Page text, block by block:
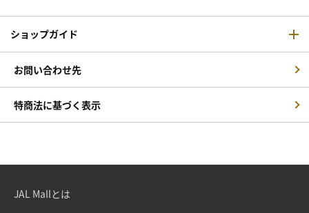
ショップガイド
お問い合わせ先
特商法に基づく表示
JAL Mallとは